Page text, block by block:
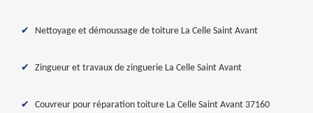
Nettoyage et démoussage de toiture La Celle Saint Avant
Zingueur et travaux de zinguerie La Celle Saint Avant
Couvreur pour réparation toiture La Celle Saint Avant 37160